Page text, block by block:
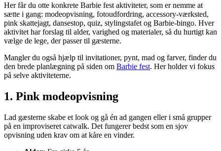
Her får du otte konkrete Barbie fest aktiviteter, som er nemme at
sætte i gang: modeopvisning, fotoudfordring, accessory-værksted,
pink skattejagt, dansestop, quiz, stylingstafet og Barbie-bingo. Hver
aktivitet har forslag til alder, varighed og materialer, så du hurtigt kan
vælge de lege, der passer til gæsterne.
Mangler du også hjælp til invitationer, pynt, mad og farver, finder du
den brede planlægning på siden om Barbie fest. Her holder vi fokus
på selve aktiviteterne.
1. Pink modeopvisning
Lad gæsterne skabe et look og gå én ad gangen eller i små grupper
på en improviseret catwalk. Det fungerer bedst som en sjov
opvisning uden krav om at kåre en vinder.